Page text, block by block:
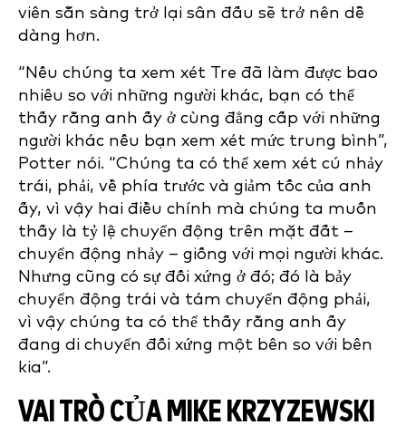
viên sẵn sàng trở lại sân đấu sẽ trở nên dễ
dàng hơn.
“Nếu chúng ta xem xét Tre đã làm được bao
nhiêu so với những người khác, bạn có thể
thấy rằng anh ấy ở cùng đẳng cấp với những
người khác nếu bạn xem xét mức trung bình”,
Potter nói. “Chúng ta có thể xem xét cú nhảy
trái, phải, về phía trước và giảm tốc của anh
ấy, vì vậy hai điều chính mà chúng ta muốn
thấy là tỷ lệ chuyển động trên mặt đất –
chuyển động nhảy – giống với mọi người khác.
Nhưng cũng có sự đối xứng ở đó; đó là bảy
chuyển động trái và tám chuyển động phải,
vì vậy chúng ta có thể thấy rằng anh ấy
đang di chuyển đối xứng một bên so với bên
kia”.
VAI TRÒ CỦA MIKE KRZYZEWSKI